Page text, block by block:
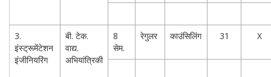
3.
इंस्ट्रूमेंटेशन
इंजीनियरिंग
बी. टेक.
वाद्य.
अभियांत्रिकी
8
सेम.
रेगुलर काउंसिलिंग 31 X